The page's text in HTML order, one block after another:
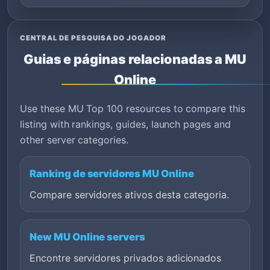
CENTRAL DE PESQUISA DO JOGADOR
Guias e páginas relacionadas a MU
Online
Use these MU Top 100 resources to compare this
listing with rankings, guides, launch pages and
other server categories.
Ranking de servidores MU Online
Compare servidores ativos desta categoria.
New MU Online servers
Encontre servidores privados adicionados